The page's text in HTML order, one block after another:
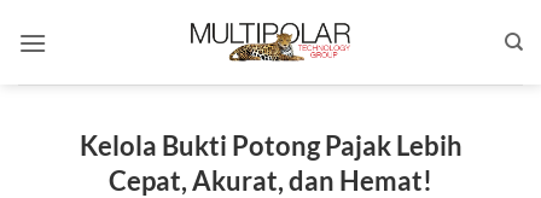
Kelola Bukti Potong Pajak Lebih
Cepat, Akurat, dan Hemat!